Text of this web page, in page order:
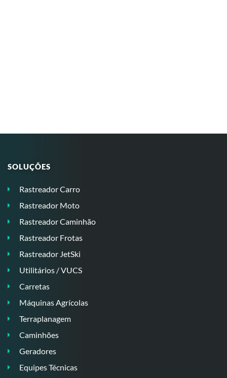
SOLUÇÕES
Rastreador Carro
Rastreador Moto
Rastreador Caminhão
Rastreador Frotas
Rastreador JetSki
Utilitários / VUCS
Carretas
Máquinas Agrícolas
Terraplanagem
Caminhões
Geradores
Equipes Técnicas